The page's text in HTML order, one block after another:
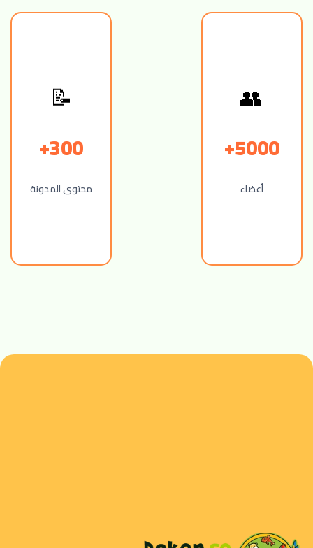
👥
5000+
أعضاء
📝
300+
محتوى المدونة